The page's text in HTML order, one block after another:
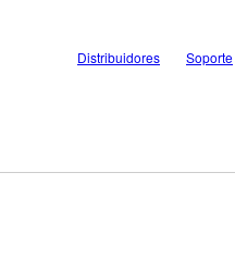
Distribuidores Soporte